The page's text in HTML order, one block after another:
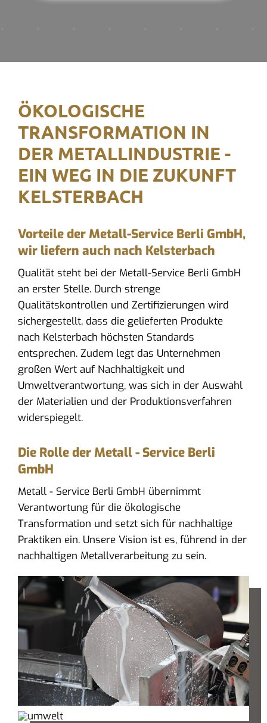
ÖKOLOGISCHE
TRANSFORMATION IN
DER METALLINDUSTRIE -
EIN WEG IN DIE ZUKUNFT
KELSTERBACH
Vorteile der Metall-Service Berli GmbH,
wir liefern auch nach Kelsterbach
Qualität steht bei der Metall-Service Berli GmbH
an erster Stelle. Durch strenge
Qualitätskontrollen und Zertifizierungen wird
sichergestellt, dass die gelieferten Produkte
nach Kelsterbach höchsten Standards
entsprechen. Zudem legt das Unternehmen
großen Wert auf Nachhaltigkeit und
Umweltverantwortung, was sich in der Auswahl
der Materialien und der Produktionsverfahren
widerspiegelt.
Die Rolle der Metall - Service Berli
GmbH
Metall - Service Berli GmbH übernimmt
Verantwortung für die ökologische
Transformation und setzt sich für nachhaltige
Praktiken ein. Unsere Vision ist es, führend in der
nachhaltigen Metallverarbeitung zu sein.